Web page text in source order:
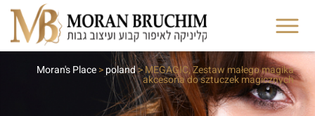
Moran's Place>poland>MEGAGIC, Zestaw małego magika
akcesoria do sztuczek magicznych